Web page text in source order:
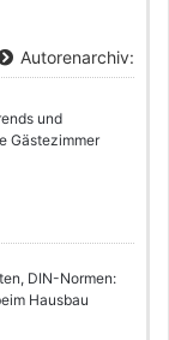
Autorenarchiv:
und
Gästezimmer
DIN-Normen:
Hausbau